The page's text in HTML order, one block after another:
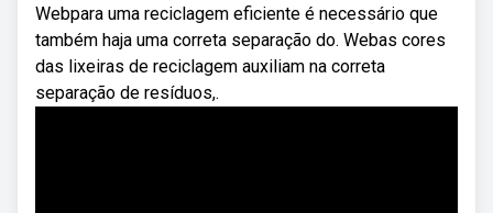
Webpara uma reciclagem eficiente é necessário que
também haja uma correta separação do. Webas cores
das lixeiras de reciclagem auxiliam na correta
separação de resíduos,.